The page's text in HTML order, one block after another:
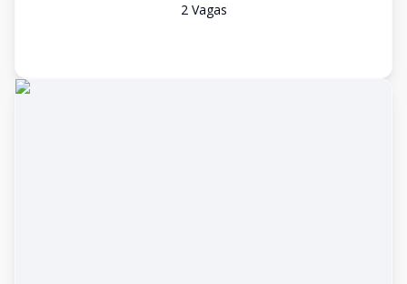
2Vagas